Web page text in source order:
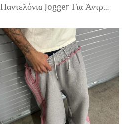
Παντελόνια Jogger Για Άντρες
Πλευρικές Ρίγες, 100%
Βαμβάκι, Με Επεξεργασία
Οξέος, Ευρεία Στην Κάτω
Πλευρά, Χαλαρά